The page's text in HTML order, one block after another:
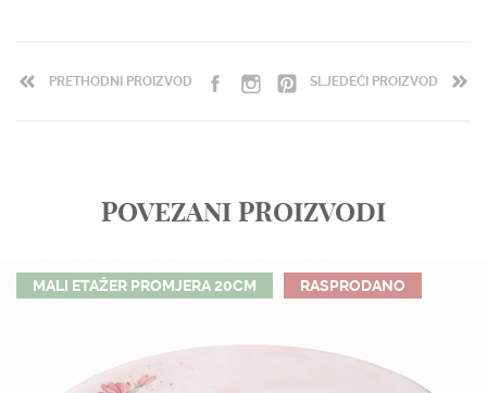
PRETHODNI PROIZVOD SLJEDEĆI PROIZVOD
POVEZANI PROIZVODI
MALI ETAŽER PROMJERA 20CM RASPRODANO